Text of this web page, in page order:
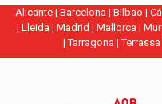
Alicante| Barcelona | Bilbao |
|Lleida |Madrid |Mallorca |
|Tarragona |Terrassa